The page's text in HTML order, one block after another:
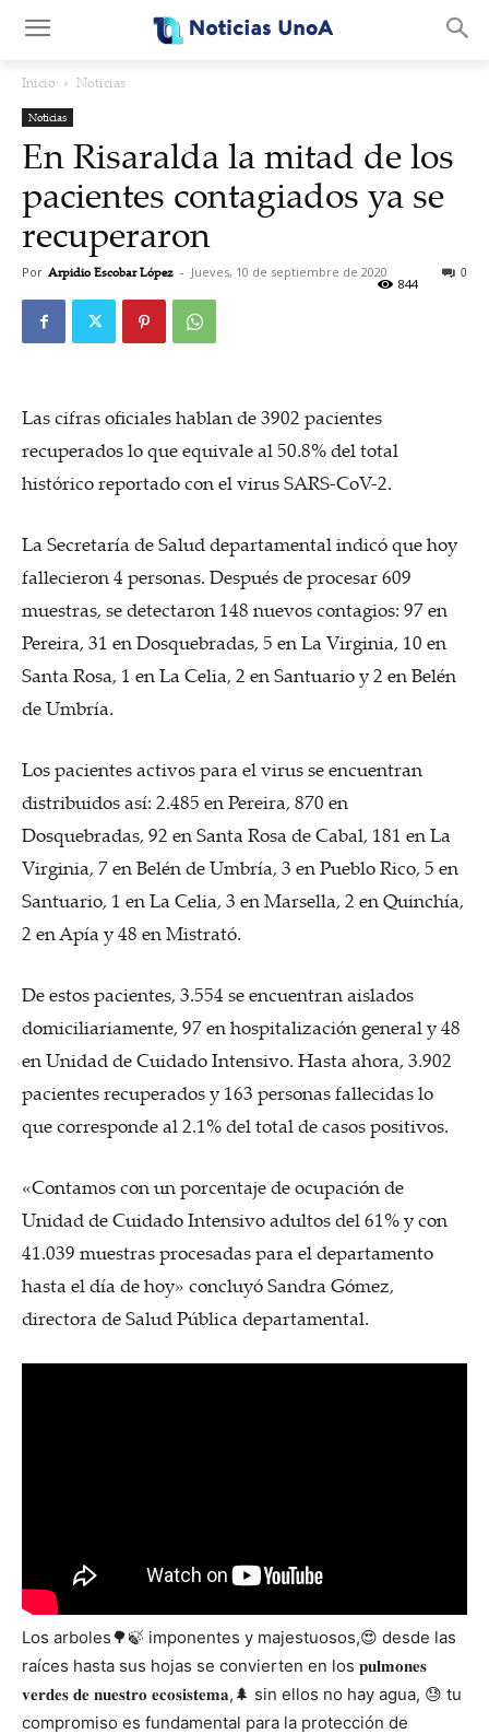
Inicio Noticias
Noticias
En Risaralda la mitad de los
pacientes contagiados ya se
recuperaron
Por Arpidio Escobar López - Jueves, 10 de septiembre de 2020 0
844
Las cifras oficiales hablan de 3902 pacientes
recuperados lo que equivale al 50.8% del total
histórico reportado con el virus SARS-CoV-2.
La Secretaría de Salud departamental indicó que hoy
fallecieron 4 personas. Después de procesar 609
muestras, se detectaron 148 nuevos contagios: 97 en
Pereira, 31 en Dosquebradas, 5 en La Virginia, 10 en
Santa Rosa, 1 en La Celia, 2 en Santuario y 2 en Belén
de Umbría.
Los pacientes activos para el virus se encuentran
distribuidos así: 2.485 en Pereira, 870 en
Dosquebradas, 92 en Santa Rosa de Cabal, 181 en La
Virginia, 7 en Belén de Umbría, 3 en Pueblo Rico, 5 en
Santuario, 1 en La Celia, 3 en Marsella, 2 en Quinchía,
2 en Apía y 48 en Mistrató.
De estos pacientes, 3.554 se encuentran aislados
domiciliariamente, 97 en hospitalización general y 48
en Unidad de Cuidado Intensivo. Hasta ahora, 3.902
pacientes recuperados y 163 personas fallecidas lo
que corresponde al 2.1% del total de casos positivos.
«Contamos con un porcentaje de ocupación de
Unidad de Cuidado Intensivo adultos del 61% y con
41.039 muestras procesadas para el departamento
hasta el día de hoy» concluyó Sandra Gómez,
directora de Salud Pública departamental.
Los arboles🌳🍃 imponentes y majestuosos,😍 desde las
raíces hasta sus hojas se convierten en los 𝐩𝐮𝐥𝐦𝐨𝐧𝐞𝐬
𝐯𝐞𝐫𝐝𝐞𝐬 𝐝𝐞 𝐧𝐮𝐞𝐬𝐭𝐫𝐨 𝐞𝐜𝐨𝐬𝐢𝐬𝐭𝐞𝐦𝐚,🌲 sin ellos no hay agua, 😓 tu
compromiso es fundamental para la protección de